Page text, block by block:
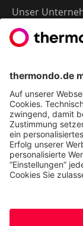
Unser
Presse
Karriere
Kontakt
Kundenservice
Erfahrungen &
Freunde
Ethics &
FÜR SIE